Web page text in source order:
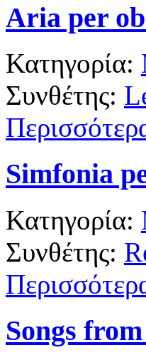
Aria per
Κατηγορία:
Συνθέτης:
Simfonia
Κατηγορία:
Συνθέτης:
Songs